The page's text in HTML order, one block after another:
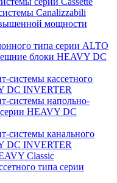
Canalizzabili
мощности
типа серии ALTO
блоки HEAVY DC
системы кассетного
DC INVERTER
системы напольно-
HEAVY DC
системы канального
DC INVERTER
Classic
типа серии